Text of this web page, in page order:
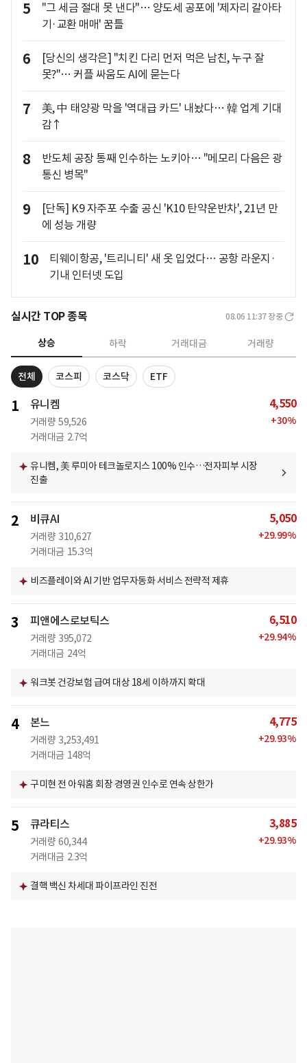
5
"그 세금 절대 못 낸다"… 양도세 공포에 '제자리 갈아타
기·교환 매매' 꿈틀
6
[당신의 생각은] "치킨 다리 먼저 먹은 남친, 누구 잘
못?"… 커플 싸움도 AI에 묻는다
7
美, 中 태양광 막을 '역대급 카드' 내놨다… 韓 업계 기대
감↑
8
반도체 공장 통째 인수하는 노키아… "메모리 다음은 광
통신 병목"
9
[단독] K9 자주포 수출 공신 'K10 탄약운반차', 21년 만
에 성능 개량
10
티웨이항공, '트리니티' 새 옷 입었다… 공항 라운지·
기내 인터넷 도입
실시간 TOP 종목 08.06 11:37 장중
상승 하락 거래대금 거래량
전체 코스피 코스닥 ETF
1 유니켐
거래량 59,526
거래대금 2.7억
4,550
+30%
유니켐, 美 루미아 테크놀로지스 100% 인수…전자피부 시장
진출
2 비큐AI
거래량 310,627
거래대금 15.3억
5,050
+29.99%
비즈플레이와 AI 기반 업무자동화 서비스 전략적 제휴
3 피앤에스로보틱스
거래량 395,072
거래대금 24억
6,510
+29.94%
워크봇 건강보험 급여 대상 18세 이하까지 확대
4 본느
거래량 3,253,491
거래대금 148억
4,775
+29.93%
구미현 전 아워홈 회장 경영권 인수로 연속 상한가
5 큐라티스
거래량 60,344
거래대금 2.3억
3,885
+29.93%
결핵 백신 차세대 파이프라인 진전